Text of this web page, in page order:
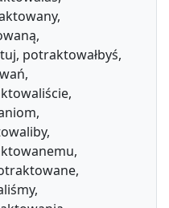
potraktowałbyś,